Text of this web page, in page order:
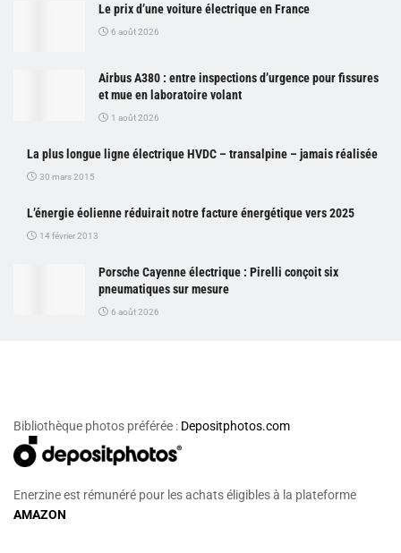
Le prix d’une voiture électrique en France
6 août 2026
Airbus A380 : entre inspections d’urgence pour fissures
et mue en laboratoire volant
1 août 2026
La plus longue ligne électrique HVDC – transalpine – jamais réalisée
30 mars 2015
L’énergie éolienne réduirait notre facture énergétique vers 2025
14 février 2013
Porsche Cayenne électrique : Pirelli conçoit six
pneumatiques sur mesure
6 août 2026
Bibliothèque photos préférée : Depositphotos.com
Enerzine est rémunéré pour les achats éligibles à la plateforme
AMAZON